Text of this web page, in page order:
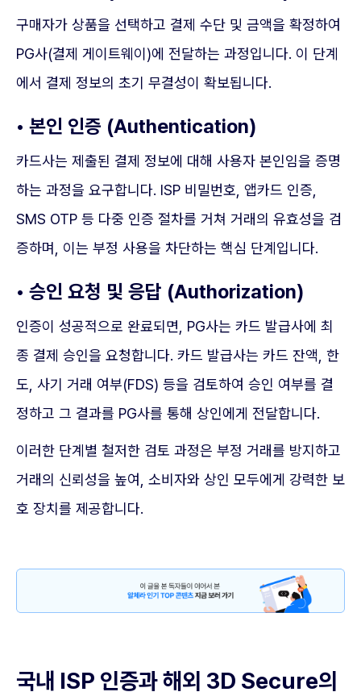
구매자가 상품을 선택하고 결제 수단 및 금액을 확정하여
PG사(결제 게이트웨이)에 전달하는 과정입니다. 이 단계
에서 결제 정보의 초기 무결성이 확보됩니다.
• 본인 인증 (Authentication)
카드사는 제출된 결제 정보에 대해 사용자 본인임을 증명
하는 과정을 요구합니다. ISP 비밀번호, 앱카드 인증,
SMS OTP 등 다중 인증 절차를 거쳐 거래의 유효성을 검
증하며, 이는 부정 사용을 차단하는 핵심 단계입니다.
• 승인 요청 및 응답 (Authorization)
인증이 성공적으로 완료되면, PG사는 카드 발급사에 최
종 결제 승인을 요청합니다. 카드 발급사는 카드 잔액, 한
도, 사기 거래 여부(FDS) 등을 검토하여 승인 여부를 결
정하고 그 결과를 PG사를 통해 상인에게 전달합니다.
이러한 단계별 철저한 검토 과정은 부정 거래를 방지하고
거래의 신뢰성을 높여, 소비자와 상인 모두에게 강력한 보
호 장치를 제공합니다.
국내 ISP 인증과 해외 3D Secure의